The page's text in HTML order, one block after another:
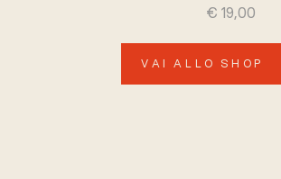
€ 19,00
VAI ALLO SHOP